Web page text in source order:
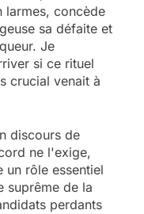
larmes, concède
sa défaite et
Je
si ce rituel
crucial venait à
discours de
ne l'exige,
un rôle essentiel
suprême de la
perdants